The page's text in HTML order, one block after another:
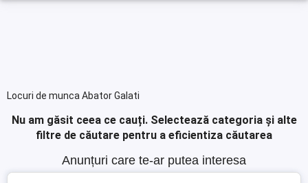
Locuri de munca Abator Galati
Nu am găsit ceea ce cauți. Selectează categoria și alte
filtre de căutare pentru a eficientiza căutarea
Anunțuri care te-ar putea interesa